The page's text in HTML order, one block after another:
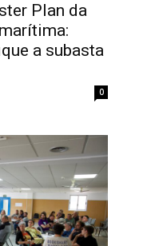
Plan da
a subasta
0